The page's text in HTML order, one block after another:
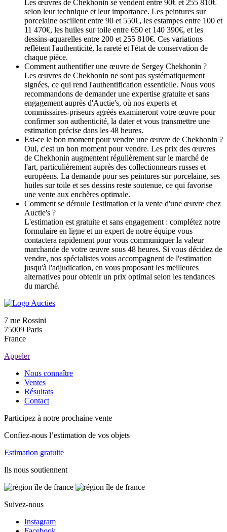
Les œuvres de Chekhonin se vendent entre 90€ et 255 810€
selon leur technique et leur importance. Les peintures sur
porcelaine oscillent entre 90 et 550€, les estampes entre 100 et
11 470€, les huiles sur toile entre 650 et 140 390€, et les
dessins-aquarelles entre 200 et 255 810€. Ces variations
reflètent l'authenticité, la rareté et l'état de conservation de
chaque pièce.
Comment authentifier une œuvre de Sergey Chekhonin ?
Les œuvres de Chekhonin ne sont pas systématiquement
signées, ce qui rend l'authentification essentielle. Nous vous
recommandons de demander une expertise gratuite et sans
engagement auprès d'Auctie's, où nos experts et
commissaires-priseurs agréés examineront votre œuvre pour
confirmer son authenticité, la dater et vous transmettre une
estimation précise dans les 48 heures.
Est-ce le bon moment pour vendre une œuvre de Chekhonin ?
Oui, c'est un bon moment pour vendre. Les prix des œuvres
de Chekhonin augmentent régulièrement sur le marché de
l'art, particulièrement auprès des collectionneurs russes et
européens. La demande pour ses peintures sur porcelaine, ses
huiles sur toile et ses dessins reste soutenue, ce qui favorise
une vente aux enchères optimale.
Comment se déroule l'estimation et la vente d'une œuvre chez
Auctie's ?
L'estimation est gratuite et sans engagement : complétez notre
formulaire en ligne et un expert de notre équipe vous
contactera rapidement pour vous communiquer la valeur
marchande de votre œuvre sous 48 heures. Si vous décidez de
vendre, nos spécialistes vous accompagnent de l'estimation
jusqu'à l'adjudication, en vous proposant les meilleures
alternatives pour obtenir un prix optimal selon les tendances
du marché.
7 rue Rossini
75009 Paris
France
Appeler
Nous connaître
Ventes
Résultats
Contact
Participez à notre prochaine vente
Confiez-nous l’estimation de vos objets
Estimation gratuite
Ils nous soutiennent
Suivez-nous
Instagram